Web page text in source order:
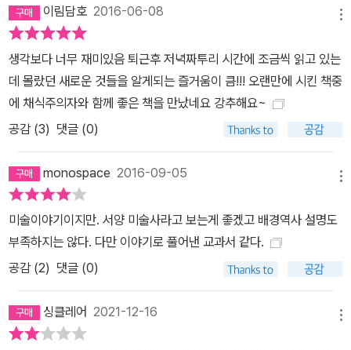
이림담호 2016-06-08
생각보다 너무 재미있음 퇴근후 저녁짜투리 시간에 조금씩 읽고 있는
데 몰랐던 새로운 것들을 알게되는 즐거움이 큼!!! 오랜만에 시킨 책중
에 채식주의자와 함께 좋은 책을 만났네요 강추해요~
공감 (3) 댓글 (0)
monospace 2016-09-05
미술이야기이지만. 서양 미술사라고 보는게 좋겠고 배경역사 설명도
부족하지는 않다. 다만 이야기로 풀어낸 교과서 같다.
공감 (2) 댓글 (0)
싱클레어 2021-12-16